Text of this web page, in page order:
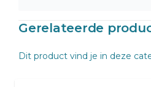
Gerelateerde
Dit product vind je in deze